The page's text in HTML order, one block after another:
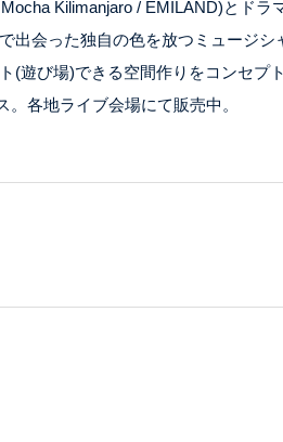
Kilimanjaro / EMILAND)とド
出会った独自の色を放つミュージ
(遊び場)できる空間作りをコンセ
各地ライブ会場にて販売中。